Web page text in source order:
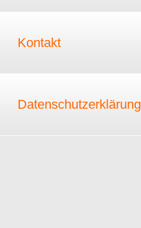
Kontakt
Datenschutzerklärung